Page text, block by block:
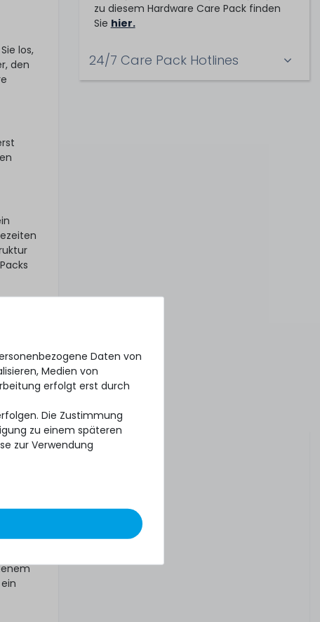
los,
den
drei
zu diesem Hardware Care Pack finden
Sie hier.
24/7 Care Pack Hotlines
Daten von
Medien von
erfolgt erst durch
Die Zustimmung
zu einem späteren
zur Verwendung